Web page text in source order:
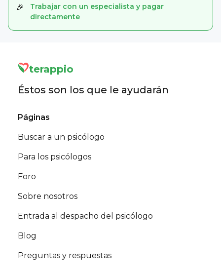
🎉
Trabajar con un especialista y pagar
directamente
terappio
Éstos son los que le ayudarán
Páginas
Buscar a un psicólogo
Para los psicólogos
Foro
Sobre nosotros
Entrada al despacho del psicólogo
Blog
Preguntas y respuestas